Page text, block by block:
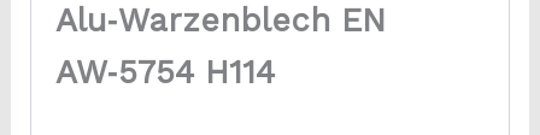
Alu‑Warzenblech EN
AW‑5754 H114